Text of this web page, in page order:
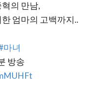
의 만남,
엄마의 고백까지..
마녀
방송